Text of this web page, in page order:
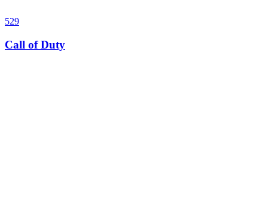
529
Call of Duty